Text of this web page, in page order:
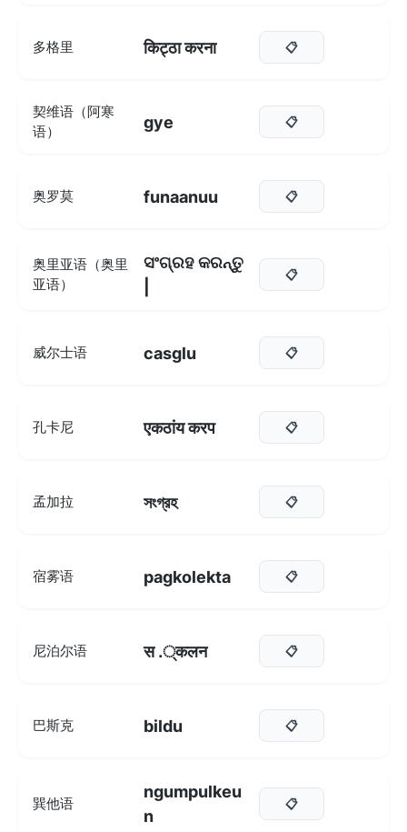
多格里 किट्ठा करना 📋
契维语（阿寒
语）
gye 📋
奥罗莫 funaanuu 📋
奥里亚语（奥里
亚语）
ସଂଗ୍ରହ କରନ୍ତୁ
📋
威尔士语 casglu 📋
孔卡尼 एकठांय करप 📋
孟加拉 সংগ্রহ 📋
宿雾语 pagkolekta 📋
尼泊尔语 स .्कलन 📋
巴斯克 bildu 📋
巽他语
ngumpulkeu
n
📋